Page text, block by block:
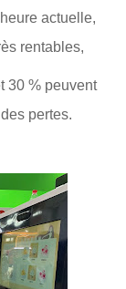
actuelle,
rentables,
30 % peuvent
pertes.